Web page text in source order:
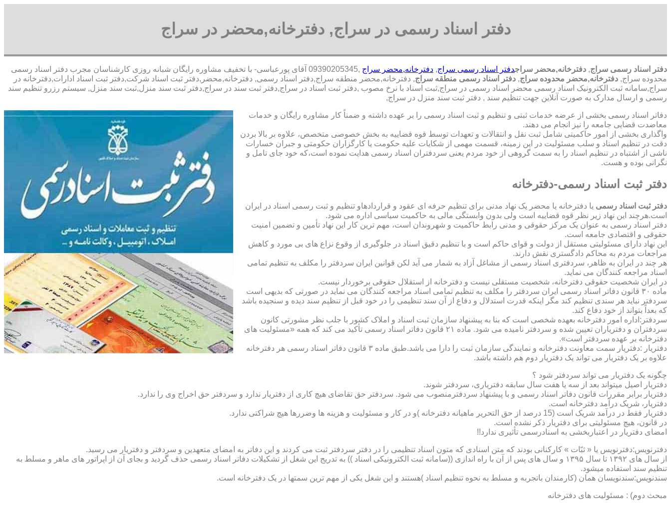
دفتر اسناد رسمی در سراج, دفترخانه,محضر در سراج
دفتر اسناد رسمی سراج, دفترخانه,محضر سراجدفتر اسناد رسمی سراج, دفترخانه,محضر سراج
,09390205345 آقای پورعباسی- با تخفیف مشاوره رايگان شبانه روزی کارشناسان مجرب دفتر اسناد رسمی
محدوده سراج, دفترخانه,محضر محدوده سراج, دفتر اسناد رسمی منطقه سراج, دفترخانه,محضر منطقه سراج,دفتر اسناد رسمی, دفترخانه,محضر,دفتر ثبت اسناد شرکت,دفتر ثبت اسناد ادارات,دفترخانه در
سراج,سامانه ثبت الکترونیک اسناد رسمی محضر اسناد رسمی در سراج,ثبت اسناد با نرخ مصوب ,دفتر ثبت اسناد در سراج,دفتر ثبت سند در سراج,دفتر ثبت سند منزل,ثبت سند منزل, سیستم رزرو تنظیم سند
رسمی و ارسال مدارک به صورت آنلاین جهت تنظیم سند , دفتر ثبت سند منزل در سراج,
دفاتر اسناد رسمی بخشی از عرضه خدمات ثبتی و تنظیم و ثبت اسناد رسمی را بر عهده داشته و ضمناً کار مشاوره رایگان و خدمات
معاضدت قضایی جامعه را نیز انجام می دهند.
واگذاری بخشی از امور حاکمیتی شامل ثبت نقل و انتقالات و تعهدات توسط قوه قضاییه به بخش خصوصی متخصص، علاوه بر بالا بردن
دقت در تنظیم اسناد و سلب مسئولیت در این زمینه، قسمت مهمی از شکایات علیه حکومت یا کارگزاران حکومتی و جبران خسارات
ناشی از اشتباه در تنظیم اسناد را به سمت گروهی از خود مردم یعنی سردفتران اسناد رسمی هدایت نموده است،که خود جای تامل و
نگرانی بوده و هست.
دفتر ثبت اسناد رسمی-دفترخانه
دفتر ثبت اسناد رسمی یا دفترخانه یا محضر یک نهاد مدنی برای تنظیم حرفه ای عقود و قراردادهاو تنظیم و ثبت رسمی اسناد در ایران
است.هرچند این نهاد زیر نظر قوه قضاییه است ولی بدون وابستگی مالی به حاکمیت سیاسی اداره می شود.
دفتر اسناد رسمی به عنوان یک مرکز حقوقی و مدنی رابط حاکمیت و شهروندان است، مهم ترین کار این نهاد تأمین و تضمین امنیت
حقوقی و اقتصادی جامعه است.
این نهاد دارای مسئولیتی مستقل از دولت و قوای حاکم است و با تنظیم دقیق اسناد در جلوگیری از وقوع نزاع های بی مورد و کاهش
مراجعات مردم به محاکم دادگستری نقش دارند.
هر چند در ایران به ظاهر، سردفتری اسناد رسمی از مشاغل آزاد به شمار می آید لکن قوانین ایران سردفتر را مکلف به تنظیم تمامی
اسناد مراجعه کنندگان می نماید.
در ایران شخصیت حقوقی دفترخانه، شخصیت مستقلی نیست و دفترخانه از استقلال حقوقی برخوردار نیست.
ماده ۳۰ قانون دفاتر اسناد رسمی ایران سردفتر را مکلف به تنظیم تمامی اسناد مراجعه کنندگان می نماید در صورتی که بدیهی است
سردفتر نباید هر سندی تنظیم کند مگر اینکه قدرت استدلال و دفاع از آن سند تنظیمی را در خود قبل از تنظیم سند دیده و سنجیده باشد
که بعداً بتواند از خود دفاع کند.
سردفتر:اداره امور دفترخانه بعهده شخصی است که بنا به پیشنهاد سازمان ثبت اسناد و املاک کشور با جلب نظر مشورتی کانون
سردفتران و دفتریاران تعیین شده و سردفتر نامیده می شود. ماده ۲۱ قانون دفاتر اسناد رسمی تأکید می کند که همه «مسئولیت های
دفترخانه بر عهده سردفتر است».
دفتریار :دفتریار سمت معاونت دفترخانه و نمایندگی سازمان ثبت را دارا می باشد.طبق ماده ۳ قانون دفاتر اسناد رسمی هر دفترخانه
علاوه بر یک دفتریار می تواند یک دفتریار دوم هم داشته باشد.
چگونه یک دفتریار می تواند سردفتر شود ؟
دفتریار اصیل میتواند بعد از سه یا هفت سال سابقه دفتریاری، سردفتر شوند.
دفتریار برابر مقررات قانون دفاتر اسناد رسمی و با پیشنهاد سردفترمنصوب می شود. سردفتر حق تقاضای هیچ کاری از دفتریار ندارد و سردفتر حق اخراج وی را ندارد.
دفتریار، شریک درآمد دفترخانه است.
دفتریار فقط در درآمد شریک است (15 درصد از حق التحریر ماهیانه دفترخانه )و در کار و مسئولیت و هزینه ها وضررها هیچ شراکتی ندارد.
در قانون، هیچ مسئولیتی برای دفتریار ذکر نشده است.
امضای دفتریار در اعتباربخشی به اسنادرسمی تأثیری ندارد!!
دفترنویس:دفترنویس یا « ثبّات » کارکنانی بودند که متن اسنادی که متون اسناد تنظیمی را در دفتر سردفتر ثبت می کردند و این دفاتر به امضای متعهدین و سردفتر و دفتریار می رسید.
از سال های ۱۳۹۲ تا سال ۱۳۹۵ و سال های پس از آن با راه اندازی ((سامانه ثبت الکترونیکی اسناد )) به تدریج این شغل از تشکیلات دفاتر اسناد رسمی حذف گردید و بجای آن از اپراتور های ماهر و مسلط به
تنظیم سند استفاده میشود.
سندنویس:سندنویسان همان (کارمندان باتجربه و مسلط به نحوه تنظیم اسناد )هستند و این شغل یکی از مهم ترین سمتها در یک دفترخانه است.
مبحث دوم) : مسئولیت های دفترخانه